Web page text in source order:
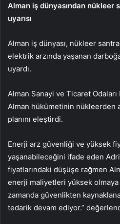
Alman iş dünyasından nükleer
uyarısı
Alman iş dünyası, nükleer
elektrik arzında yaşanan
uyardı.
Alman Sanayi ve Ticaret
Alman hükümetinin nükleerden
planını eleştirdi.
Enerji arz güvenliği ve yüksek
yaşanabileceğini ifade eden
fiyatlarındaki düşüşe rağmen
enerji maliyetleri yüksek olmaya
zamanda güvenlikten
tedarik devam ediyor.”